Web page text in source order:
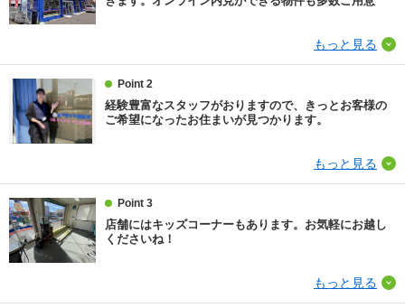
年間)以降は10，000円/毎年、集送金手数料：550円/月
ほか初期費用 -
自治会費(1ヵ月) 600円/月、駐車料(1ヵ月) 5500円/月
情報更新日 2026/08/08
次回更新予定日 2026/08/23
もっと見る
Point 2
経験豊富なスタッフがおりますので、きっとお客様の
ご希望になったお住まいが見つかります。
もっと見る
Point 3
店舗にはキッズコーナーもあります。お気軽にお越し
くださいね！
もっと見る